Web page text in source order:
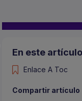
En este artículo
Enlace A Toc
Compartir artículo